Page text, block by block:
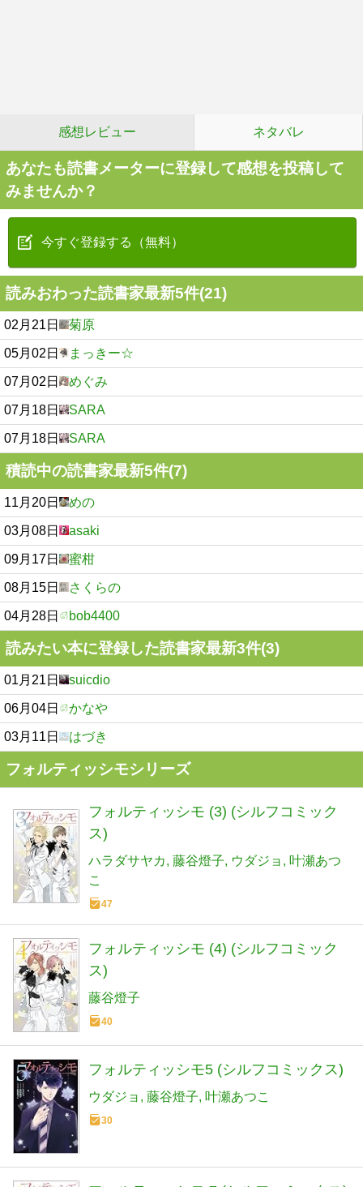
感想レビュー ネタバレ
あなたも読書メーターに登録して感想を投稿して
みませんか？
今すぐ登録する（無料）
読みおわった読書家最新5件(21)
02月21日 菊原
05月02日 まっきー☆
07月02日 めぐみ
07月18日 SARA
07月18日 SARA
積読中の読書家最新5件(7)
11月20日 めの
03月08日 asaki
09月17日 蜜柑
08月15日 さくらの
04月28日 bob4400
読みたい本に登録した読書家最新3件(3)
01月21日 suicdio
06月04日 かなや
03月11日 はづき
フォルティッシモシリーズ
フォルティッシモ (3) (シルフコミック
ス)
ハラダサヤカ 藤谷燈子 ウダジョ
叶瀬あつ
こ
47
フォルティッシモ (4) (シルフコミック
ス)
藤谷燈子
40
フォルティッシモ5 (シルフコミックス)
ウダジョ 藤谷燈子 叶瀬あつこ
30